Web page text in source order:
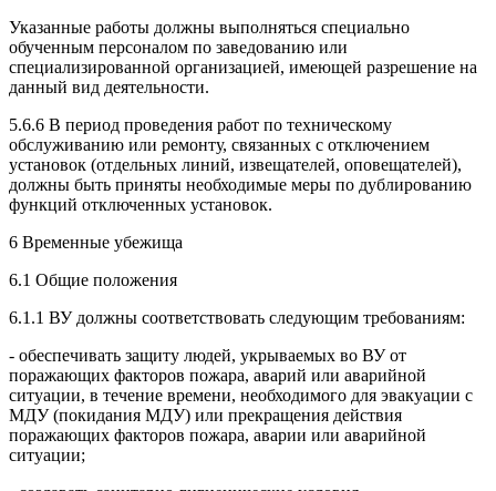
Указанные работы должны выполняться специально
обученным персоналом по заведованию или
специализированной организацией, имеющей разрешение на
данный вид деятельности.
5.6.6 В период проведения работ по техническому
обслуживанию или ремонту, связанных с отключением
установок (отдельных линий, извещателей, оповещателей),
должны быть приняты необходимые меры по дублированию
функций отключенных установок.
6 Временные убежища
6.1 Общие положения
6.1.1 ВУ должны соответствовать следующим требованиям:
- обеспечивать защиту людей, укрываемых во ВУ от
поражающих факторов пожара, аварий или аварийной
ситуации, в течение времени, необходимого для эвакуации с
МДУ (покидания МДУ) или прекращения действия
поражающих факторов пожара, аварии или аварийной
ситуации;